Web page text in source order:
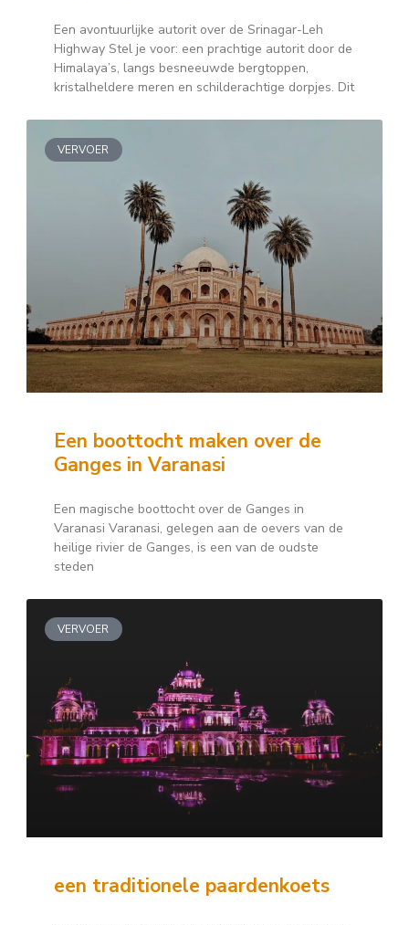
Een avontuurlijke autorit over de Srinagar-Leh
Highway Stel je voor: een prachtige autorit door de
Himalaya’s, langs besneeuwde bergtoppen,
kristalheldere meren en schilderachtige dorpjes. Dit
VERVOER
Een boottocht maken over de
Ganges in Varanasi
Een magische boottocht over de Ganges in
Varanasi Varanasi, gelegen aan de oevers van de
heilige rivier de Ganges, is een van de oudste
steden
VERVOER
een traditionele paardenkoets